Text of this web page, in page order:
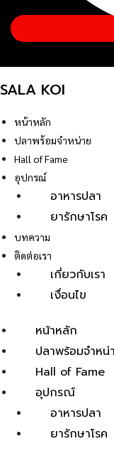
SALA KOI
หน้าหลัก
ปลาพร้อมจำหน่าย
Hall of Fame
อุปกรณ์
อาหารปลา
ยารักษาโรค
บทความ
ติดต่อเรา
เกี่ยวกับเรา
เงื่อนไข
หน้าหลัก
ปลาพร้อมจำหน่
Hall of Fame
อุปกรณ์
อาหารปลา
ยารักษาโรค